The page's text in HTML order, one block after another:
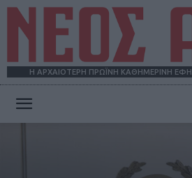
Η ΑΡΧΑΙΟΤΕΡΗ ΠΡΩΪΝΗ ΚΑΘΗΜΕΡΙΝΗ
ΑΓΩΝ